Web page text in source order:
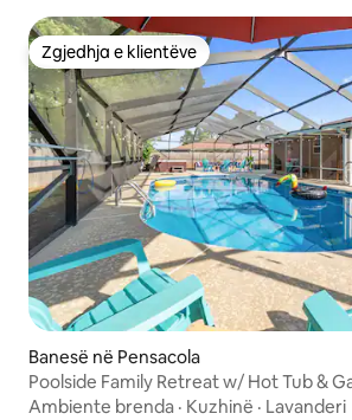
Zgjedhja e klientëve
Zgjedhja e klientëve
Banesë në Pensacola
Poolside Family Retreat w/ Hot Tub &
Ambiente brenda · Kuzhinë · Lavanderi